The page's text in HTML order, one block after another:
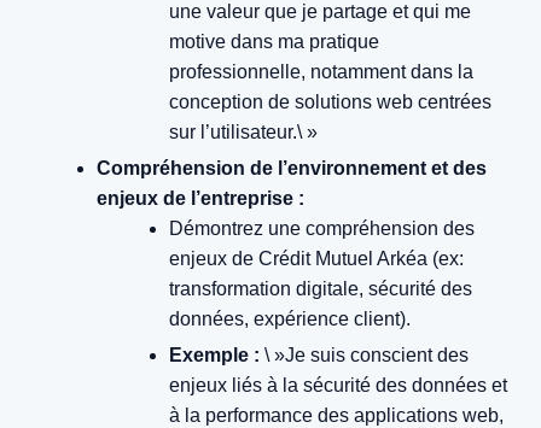
une valeur que je partage et qui me
motive dans ma pratique
professionnelle, notamment dans la
conception de solutions web centrées
sur l’utilisateur.\ »
Compréhension de l’environnement et des
enjeux de l’entreprise :
Démontrez une compréhension des
enjeux de Crédit Mutuel Arkéa (ex:
transformation digitale, sécurité des
données, expérience client).
Exemple : \ »Je suis conscient des
enjeux liés à la sécurité des données et
à la performance des applications web,